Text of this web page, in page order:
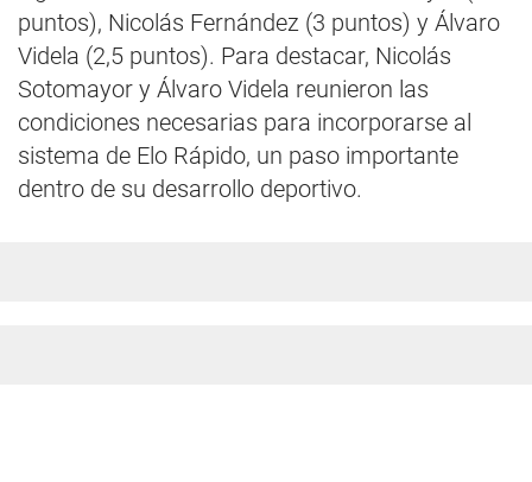
puntos), Nicolás Fernández (3 puntos) y Álvaro
Videla (2,5 puntos). Para destacar, Nicolás
Sotomayor y Álvaro Videla reunieron las
condiciones necesarias para incorporarse al
sistema de Elo Rápido, un paso importante
dentro de su desarrollo deportivo.